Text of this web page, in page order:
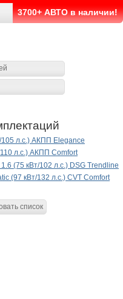
3700+ АВТО в наличии!
л.с.) АКПП Elegance
л.с.) АКПП Comfort
(75 кВт/102 л.с.) DSG Trendline
(97 кВт/132 л.с.) CVT Comfort
список